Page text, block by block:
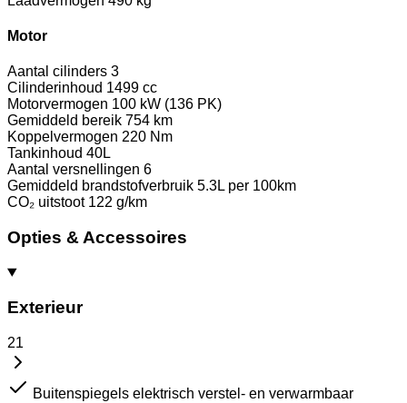
Motor
Aantal cilinders 3
Cilinderinhoud 1499 cc
Motorvermogen 100 kW (136 PK)
Gemiddeld bereik 754 km
Koppelvermogen 220 Nm
Tankinhoud 40L
Aantal versnellingen 6
Gemiddeld brandstofverbruik 5.3L per 100km
CO₂ uitstoot 122 g/km
Opties & Accessoires
Exterieur
21
Buitenspiegels elektrisch verstel- en verwarmbaar